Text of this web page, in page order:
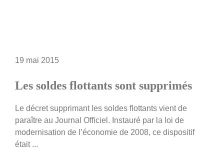
19 mai 2015
Les soldes flottants sont supprimés
Le décret supprimant les soldes flottants vient de
paraître au Journal Officiel. Instauré par la loi de
modernisation de l’économie de 2008, ce dispositif
était ...